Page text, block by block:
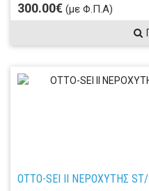
300.00€ (με Φ.Π.Α)
OTTO-SEI ΙΙ ΝΕΡΟΧΥΤΗΣ ST/